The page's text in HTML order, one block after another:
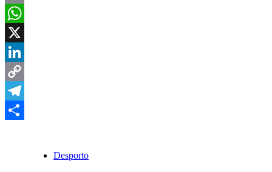
Email
WhatsApp
X
LinkedIn
Copy
Link
Telegram
Desporto